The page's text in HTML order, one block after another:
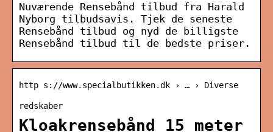
Nuværende Rensebånd tilbud fra Harald
Nyborg tilbudsavis. Tjek de seneste
Rensebånd tilbud og nyd de billigste
Rensebånd tilbud til de bedste priser.
http s://www.specialbutikken.dk › … › Diverse
redskaber
Kloakrensebånd 15 meter